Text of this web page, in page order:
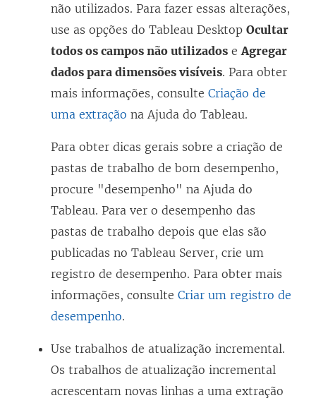
não utilizados. Para fazer essas alterações,
use as opções do Tableau Desktop Ocultar
todos os campos não utilizados e Agregar
dados para dimensões visíveis. Para obter
mais informações, consulte Criação de
uma extração na Ajuda do Tableau.
Para obter dicas gerais sobre a criação de
pastas de trabalho de bom desempenho,
procure "desempenho" na Ajuda do
Tableau. Para ver o desempenho das
pastas de trabalho depois que elas são
publicadas no Tableau Server, crie um
registro de desempenho. Para obter mais
informações, consulte Criar um registro de
desempenho.
Use trabalhos de atualização incremental.
Os trabalhos de atualização incremental
acrescentam novas linhas a uma extração